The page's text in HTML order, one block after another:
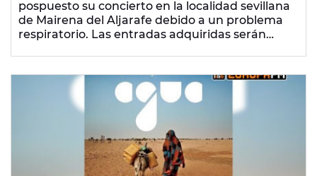
pospuesto su concierto en la localidad sevillana
de Mairena del Aljarafe debido a un problema
respiratorio. Las entradas adquiridas serán